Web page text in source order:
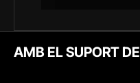
AMB EL SUPORT DE